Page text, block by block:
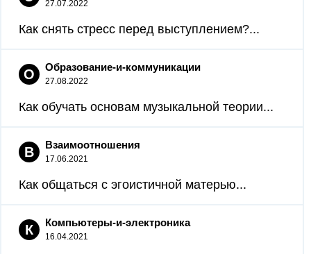
27.07.2022
Как снять стресс перед выступлением?...
О Образование-и-коммуникации
27.08.2022
Как обучать основам музыкальной теории...
В Взаимоотношения
17.06.2021
Как общаться с эгоистичной матерью...
К Компьютеры-и-электроника
16.04.2021